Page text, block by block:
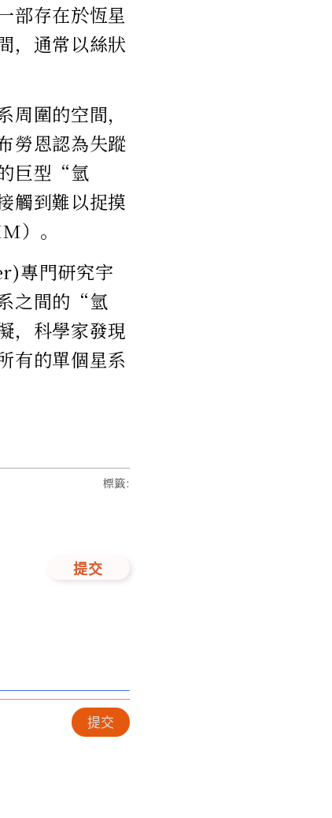
部存在於恆星
，通常以絲狀
圍的空間，
勞恩認為失蹤
巨型“氫
觸到難以捉摸
）。
專門研究宇
之間的“氫
，科學家發現
有的單個星系
提交
標籤:
提交